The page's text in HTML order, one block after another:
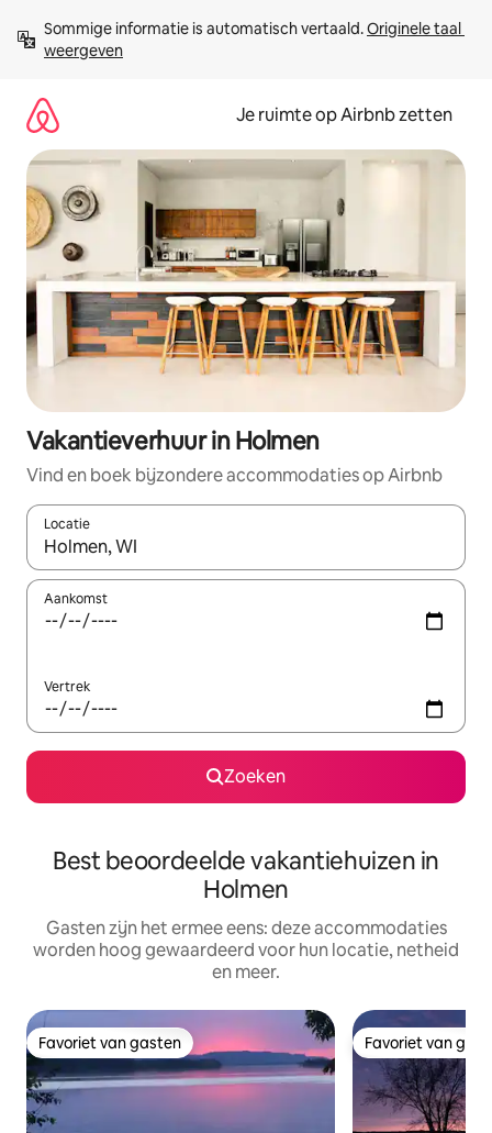
direct
naar
Sommige informatie is automatisch vertaald. Originele taal
weergeven
Je ruimte op Airbnb zetten
Vakantieverhuur in Holmen
Vind en boek bijzondere accommodaties op Airbnb
Locatie
Wanneer er suggesties beschikbaar zijn, maak je een keuze
Aankomst
Vertrek
Zoeken
Best beoordeelde vakantiehuizen in
Holmen
Gasten zijn het ermee eens: deze accommodaties
worden hoog gewaardeerd voor hun locatie, netheid
en meer.
Favoriet van gasten
Favoriet van gasten Favoriet van
Favoriet van